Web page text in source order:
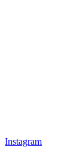
Instagram